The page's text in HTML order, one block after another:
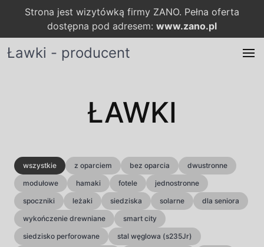
Strona jest wizytówką firmy ZANO. Pełna oferta
dostępna pod adresem: www.zano.pl
Ławki - producent
ŁAWKI
wszystkie z oparciem bez oparcia
dwustronne
modułowe
hamaki fotele
jednostronne
spoczniki
leżaki siedziska solarne
dla seniora
wykończenie drewniane
smart city
siedzisko perforowane
stal węglowa (s235Jr)